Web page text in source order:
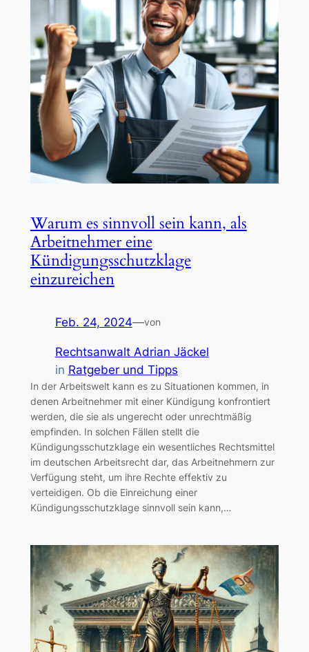
Warum es sinnvoll sein kann, als
Arbeitnehmer eine
Kündigungsschutzklage
einzureichen
Feb. 24, 2024—von
Rechtsanwalt Adrian Jäckel
in Ratgeber und Tipps
In der Arbeitswelt kann es zu Situationen kommen, in
denen Arbeitnehmer mit einer Kündigung konfrontiert
werden, die sie als ungerecht oder unrechtmäßig
empfinden. In solchen Fällen stellt die
Kündigungsschutzklage ein wesentliches Rechtsmittel
im deutschen Arbeitsrecht dar, das Arbeitnehmern zur
Verfügung steht, um ihre Rechte effektiv zu
verteidigen. Ob die Einreichung einer
Kündigungsschutzklage sinnvoll sein kann,…